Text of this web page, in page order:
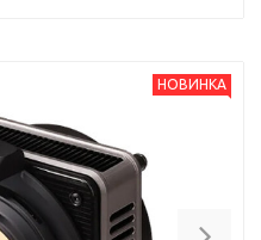
НОВИНКА